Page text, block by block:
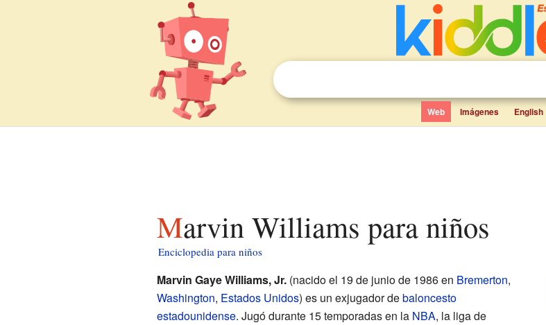
Web Imágenes English
Marvin Williams para niños
Enciclopedia para niños
Marvin Gaye Williams, Jr.(nacido el 19 de junio de 1986 en Bremerton,
Washington, Estados Unidos) es un exjugador debaloncesto
estadounidense. Jugó durante 15 temporadas en la NBA, la liga de